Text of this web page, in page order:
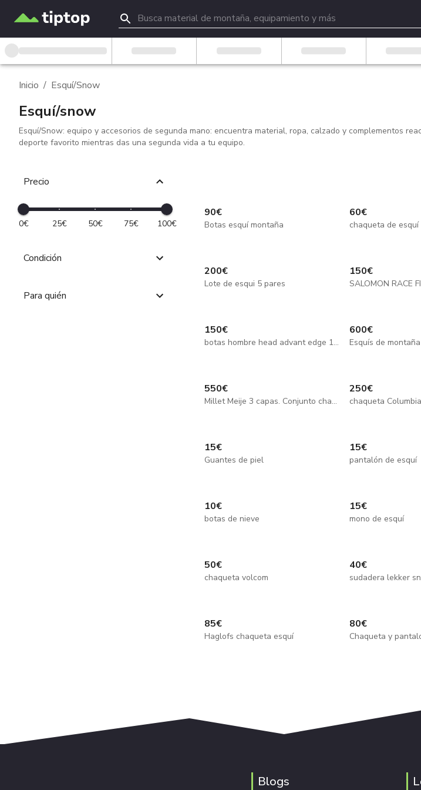
Inicio / Esquí/Snow
Esquí/snow
Esquí/Snow: equipo y accesorios de segunda mano: encuentra material, ropa, calzado y complementos
deporte favorito mientras das una segunda vida a tu equipo.
Precio
0€ 25€ 50€ 75€ 100€
Condición
Para quién
90€
Botas esquí montaña
60€
chaqueta de esquí
200€
Lote de esqui 5 pares
150€
SALOMON RACE
150€
botas hombre head advant edge 105
600€
550€
Millet Meije 3 capas. Conjunto chaqueta y pantalón
250€
chaqueta
15€
Guantes de piel
15€
pantalón de esquí
10€
botas de nieve
15€
mono de esquí
50€
chaqueta volcom
40€
sudadera lekker
85€
Haglofs chaqueta esquí
80€
Chaqueta y
Blogs